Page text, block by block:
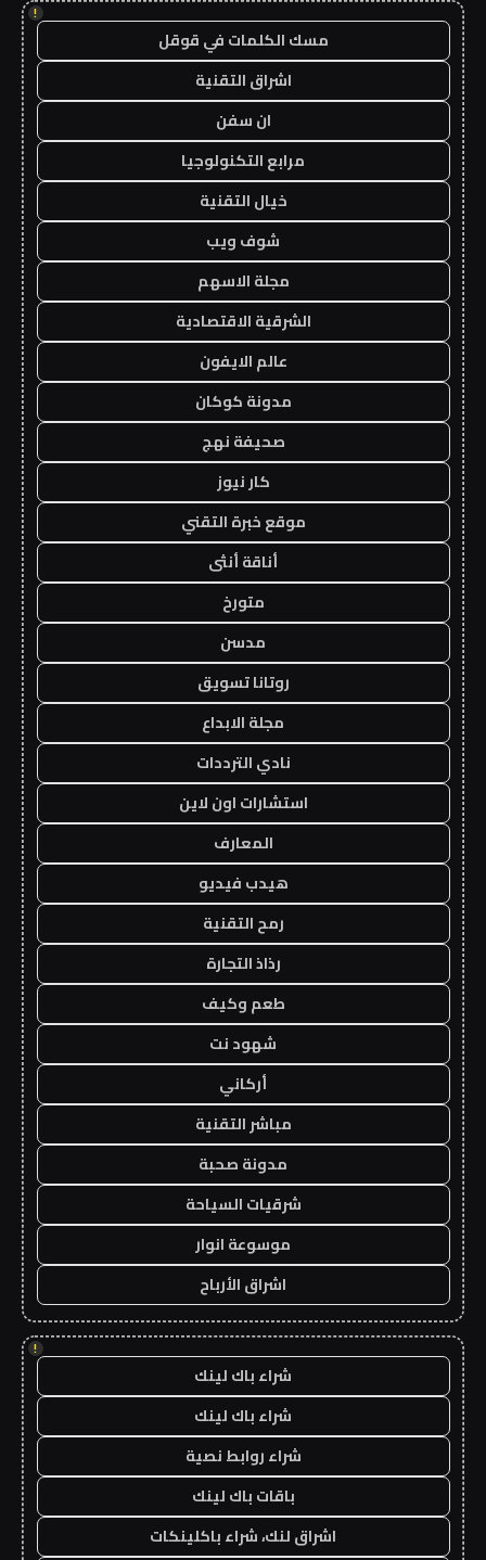
!
مسك الكلمات في قوقل
اشراق التقنية
ان سفن
مرابع التكنولوجيا
خيال التقنية
شوف ويب
مجلة الاسهم
الشرقية الاقتصادية
عالم الايفون
مدونة كوكان
صحيفة نهج
كار نيوز
موقع خبرة التقني
أناقة أنثى
متورخ
مدسن
روتانا تسويق
مجلة الابداع
نادي الترددات
استشارات اون لاين
المعارف
هيدب فيديو
رمح التقنية
رذاذ التجارة
طعم وكيف
شهود نت
أركاني
مباشر التقنية
مدونة صحبة
شرقيات السياحة
موسوعة انوار
اشراق الأرباح
!
شراء باك لينك
شراء باك لينك
شراء روابط نصية
باقات باك لينك
اشراق لنك، شراء باكلينكات